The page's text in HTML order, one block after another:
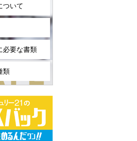
ついて
必要な書類
類